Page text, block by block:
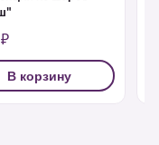
В корзину